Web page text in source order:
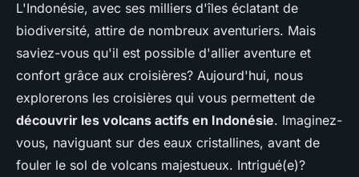
L'Indonésie, avec ses milliers d'îles éclatant de
biodiversité, attire de nombreux aventuriers. Mais
saviez-vous qu'il est possible d'allier aventure et
confort grâce aux croisières? Aujourd'hui, nous
explorerons les croisières qui vous permettent de
découvrir les volcans actifs en Indonésie. Imaginez-
vous, naviguant sur des eaux cristallines, avant de
fouler le sol de volcans majestueux. Intrigué(e)?